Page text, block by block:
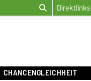
Direktlinks
CHANCENGLEICHHEIT